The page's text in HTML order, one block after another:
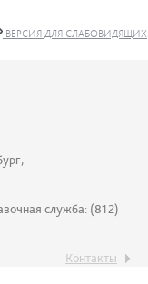
ВЕРСИЯ ДЛЯ СЛАБОВИДЯЩИХ
служба: (812)
Контакты